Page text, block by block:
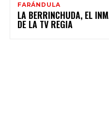
FARÁNDULA
LA BERRINCHUDA, EL
DE LA TV REGIA